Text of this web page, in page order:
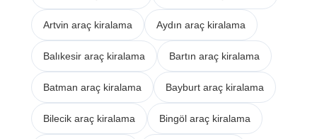
Artvin araç kiralama Aydın araç kiralama
Balıkesir araç kiralama Bartın araç kiralama
Batman araç kiralama Bayburt araç kiralama
Bilecik araç kiralama Bingöl araç kiralama